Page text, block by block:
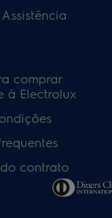
comprar
à Electrolux
contrato